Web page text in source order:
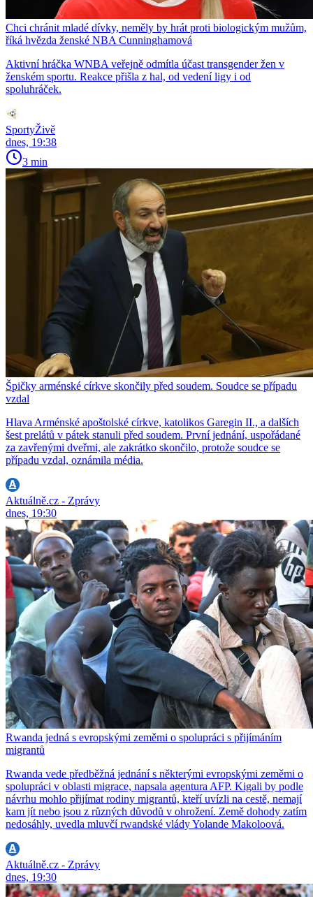
Chci chránit mladé dívky, neměly by hrát proti biologickým mužům,
říká hvězda ženské NBA Cunninghamová
Aktivní hráčka WNBA veřejně odmítla účast transgender žen v
ženském sportu. Reakce přišla z hal, od vedení ligy i od
spoluhráček.
SportyŽivě
dnes, 19:38
3 min
Špičky arménské církve skončily před soudem. Soudce se případu
vzdal
Hlava Arménské apoštolské církve, katolikos Garegin II., a dalších
šest prelátů v pátek stanuli před soudem. První jednání, uspořádané
za zavřenými dveřmi, ale zakrátko skončilo, protože soudce se
případu vzdal, oznámila média.
Aktuálně.cz - Zprávy
dnes, 19:30
Rwanda jedná s evropskými zeměmi o spolupráci s přijímáním
migrantů
Rwanda vede předběžná jednání s některými evropskými zeměmi o
spolupráci v oblasti migrace, napsala agentura AFP. Kigali by podle
návrhu mohlo přijímat rodiny migrantů, kteří uvízli na cestě, nemají
kam jít nebo jsou z různých důvodů v ohrožení. Země dohody zatím
nedosáhly, uvedla mluvčí rwandské vlády Yolande Makoloová.
Aktuálně.cz - Zprávy
dnes, 19:30